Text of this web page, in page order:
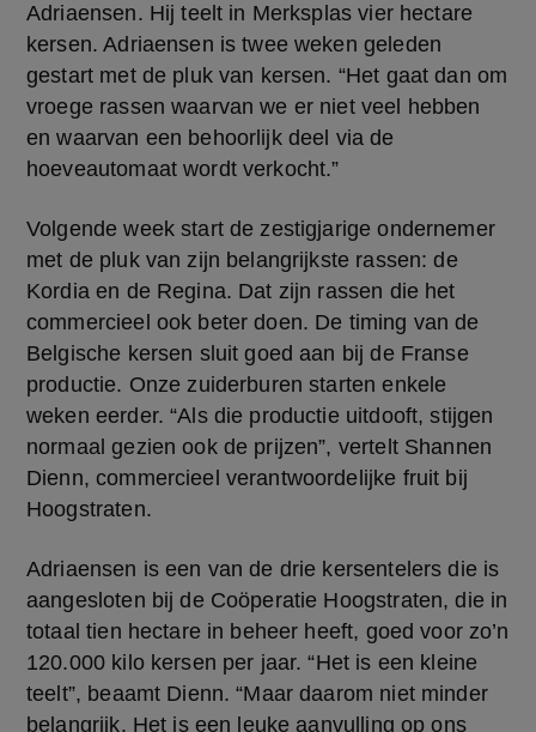
Adriaensen. Hij teelt in Merksplas vier hectare
kersen. Adriaensen is twee weken geleden
gestart met de pluk van kersen. “Het gaat dan om
vroege rassen waarvan we er niet veel hebben
en waarvan een behoorlijk deel via de
hoeveautomaat wordt verkocht.”
Volgende week start de zestigjarige ondernemer
met de pluk van zijn belangrijkste rassen: de
Kordia en de Regina. Dat zijn rassen die het
commercieel ook beter doen. De timing van de
Belgische kersen sluit goed aan bij de Franse
productie. Onze zuiderburen starten enkele
weken eerder. “Als die productie uitdooft, stijgen
normaal gezien ook de prijzen”, vertelt Shannen
Dienn, commercieel verantwoordelijke fruit bij
Hoogstraten.
Adriaensen is een van de drie kersentelers die is
aangesloten bij de Coöperatie Hoogstraten, die in
totaal tien hectare in beheer heeft, goed voor zo’n
120.000 kilo kersen per jaar. “Het is een kleine
teelt”, beaamt Dienn. “Maar daarom niet minder
belangrijk. Het is een leuke aanvulling op ons